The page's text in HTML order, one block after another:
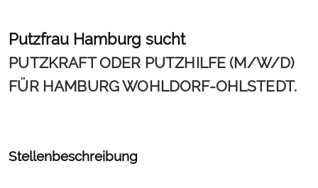
Putzfrau Hamburg sucht
PUTZKRAFT ODER PUTZHILFE (M/W/D)
FÜR HAMBURG WOHLDORF-OHLSTEDT.
Stellenbeschreibung